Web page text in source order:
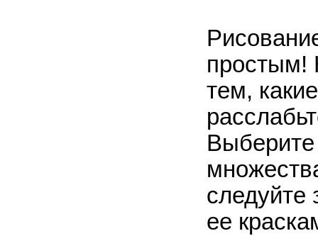
простым!
тем,
Выберите
следуйте
ее